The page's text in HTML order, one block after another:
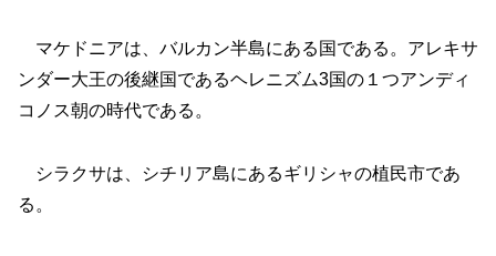
マケドニアは、バルカン半島にある国である。アレキサ
ンダー大王の後継国であるヘレニズム3国の１つアンディ
コノス朝の時代である。
シラクサは、シチリア島にあるギリシャの植民市であ
る。